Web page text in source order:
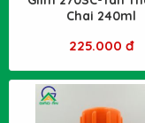
Chai 240ml
225.000 đ